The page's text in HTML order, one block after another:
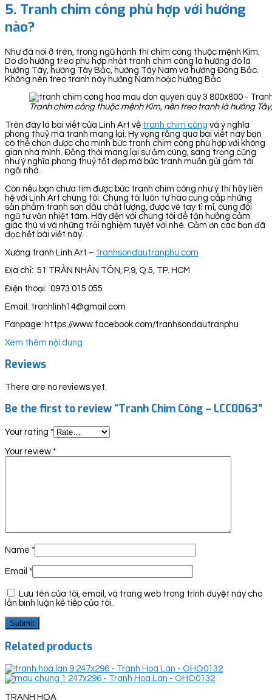
5. Tranh chim công phù hợp với hướng
nào?
Như đã nói ở trên, trong ngũ hành thì chim công thuộc mệnh Kim.
Do đó hướng treo phù hợp nhất tranh chim công là hướng đó là
hướng Tây, hướng Tây Bắc, hướng Tây Nam và hướng Đông Bắc.
Không nên treo tranh này hướng Nam hoặc hướng Bắc
Tranh chim công thuộc mệnh Kim, nên treo tranh là hướng
Trên đây là bài viết của Linh Art về tranh chim công và ý nghĩa
phong thuỷ mà tranh mang lại. Hy vọng rằng qua bài viết này bạn
có thể chọn được cho mình bức tranh chim công phù hợp với không
gian nhà mình. Đồng thời mang lại sự ấm cúng, sang trọng cũng
như ý nghĩa phong thuỷ tốt đẹp mà bức tranh muốn gửi gắm tới
ngôi nhà.
Còn nếu bạn chưa tìm được bức tranh chim công như ý thì hãy liên
hệ với Linh Art chúng tôi. Chúng tôi luôn tự hào cung cấp những
sản phẩm tranh sơn dầu chất lượng, được vẽ tay tỉ mỉ, cùng đội
ngũ tư vấn nhiệt tâm. Hãy đến với chúng tôi để tận hưởng cảm
giác thú vị và những trải nghiệm tuyệt vời nhé. Cảm ơn các bạn đã
đọc hết bài viết này.
Xưởng tranh Linh Art – tranhsondautranphu.com
Địa chỉ: 51 TRẦN NHÂN TÔN, P.9, Q.5, TP. HCM
Điện thoại: 0973 015 055
Email: tranhlinh14@gmail.com
Fanpage: https://www.facebook.com/tranhsondautranphu
Xem thêm nội dung
Reviews
There are no reviews yet.
Be the first to review “Tranh Chim Công – LCC0063”
Your rating *
Your review *
Name *
Email *
Lưu tên của tôi, email, và trang web trong trình duyệt này cho
lần bình luận kế tiếp của tôi.
Related products
TRANH HOA